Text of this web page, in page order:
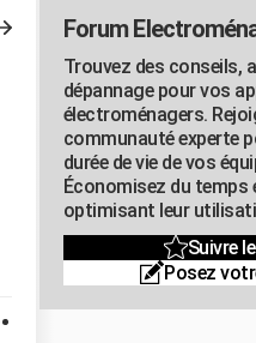
Forum
Trouvez des conseils,
dépannage pour vos
électroménagers.
communauté experte
durée de vie de vos
Économisez du temps
optimisant leur
Suivre
Posez